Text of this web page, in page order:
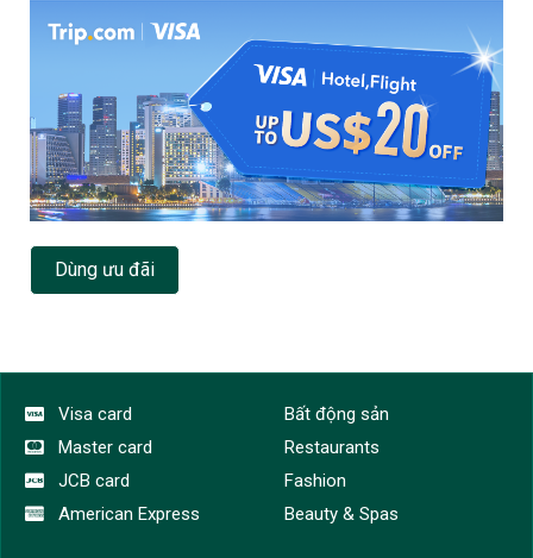
Dùng ưu đãi
Visa card
Master card
JCB card
American Express
Bất động sản
Restaurants
Fashion
Beauty & Spas